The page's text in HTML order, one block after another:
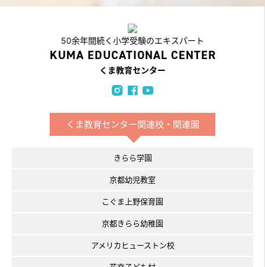
50余年間続く小学受験のエキスパート
KUMA EDUCATIONAL CENTER
くま教育センター
くま教育センター関連校・関連園
きらら学園
京都幼児教室
こぐま上野保育園
京都きらら幼稚園
アメリカヒューストン校